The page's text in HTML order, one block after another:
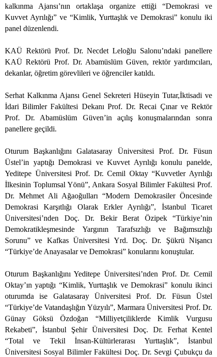
kalkınma Ajansı’nın ortaklaşa organize ettiği “Demokrasi ve
Kuvvet Ayrılığı” ve “Kimlik, Yurttaşlık ve Demokrasi” konulu iki
panel düzenlendi.
KAÜ Rektörü Prof. Dr. Necdet Leloğlu Salonu’ndaki panellere
KAÜ Rektörü Prof. Dr. Abamüslüm Güven, rektör yardımcıları,
dekanlar, öğretim görevlileri ve öğrenciler katıldı.
Serhat Kalkınma Ajansı Genel Sekreteri Hüseyin Tutar,İktisadi ve
İdari Bilimler Fakültesi Dekanı Prof. Dr. Recai Çınar ve Rektör
Prof. Dr. Abamüslüm Güven’in açılış konuşmalarından sonra
panellere geçildi.
Oturum Başkanlığını Galatasaray Üniversitesi Prof. Dr. Füsun
Üstel’in yaptığı Demokrasi ve Kuvvet Ayrılığı konulu panelde,
Yeditepe Üniversitesi Prof. Dr. Cemil Oktay “Kuvvetler Ayrılığı
İlkesinin Toplumsal Yönü”, Ankara Sosyal Bilimler Fakültesi Prof.
Dr. Mehmet Ali Ağaoğulları “Modern Demokrasiler Öncesinde
Demokrasi Karşıtlığı Olarak Erkler Ayrılığı”, İstanbul Ticaret
Üniversitesi’nden Doç. Dr. Bekir Berat Özipek “Türkiye’nin
Demokratikleşmesinde Yargının Tarafsızlığı ve Bağımsızlığı
Sorunu” ve Kafkas Üniversitesi Yrd. Doç. Dr. Şükrü Nişancı
“Türkiye’de Anayasalar ve Demokrasi” konularını konuştular.
Oturum Başkanlığını Yeditepe Üniversitesi’nden Prof. Dr. Cemil
Oktay’ın yaptığı “Kimlik, Yurttaşlık ve Demokrasi” konulu ikinci
oturumda ise Galatasaray Üniversitesi Prof. Dr. Füsun Üstel
“Türkiye’de Vatandaşlığın Yüzyılı”, Marmara Üniversitesi Prof. Dr.
Günay Göksü Özdoğan “Milliyetçiliklerde Kimlik Vurgusu
Rekabeti”, İstanbul Şehir Üniversitesi Doç. Dr. Ferhat Kentel
“Total ve Tekil İnsan-Kültürlerarası Yurttaşlık”, İstanbul
Üniversitesi Sosyal Bilimler Fakültesi Doç. Dr. Sevgi Çubukçu da